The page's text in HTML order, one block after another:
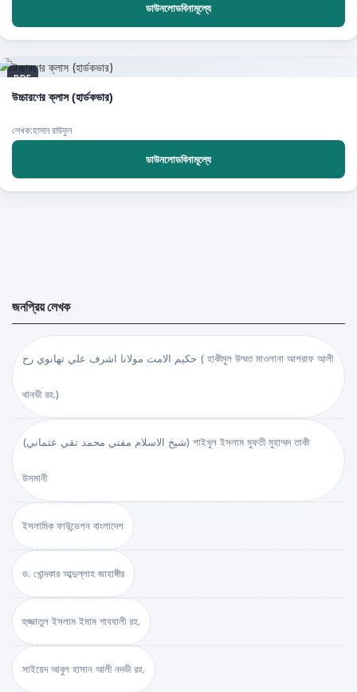
ডাউনলোডবিনামূল্যে
PDF
উচ্চারণের ক্লাস (হার্ডকভার)
লেখক:হাসান রাউফুন
ডাউনলোডবিনামূল্যে
জনপ্রিয় লেখক
حكيم الامت مولانا اشرف علي تهانوي رح ( হাকীমুল উম্মত মাওলানা আশরাফ আলী
থানভী রহ.)
(شيخ الاسلام مفتي محمد تقي عثماني) শাইখুল ইসলাম মুফতী মুহাম্মদ তাকী
উসমানী
ইসলামিক ফাউন্ডেশন বাংলাদেশ
ড. খোন্দকার আব্দুল্লাহ জাহাঙ্গীর
হুজ্জাতুল ইসলাম ইমাম গাযযালী রহ.
সাইয়েদ আবুল হাসান আলী নদভী রহ.